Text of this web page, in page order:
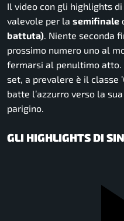
Il video con gli highlights di
valevole per la semifinale
battuta). Niente seconda
prossimo numero uno al
fermarsi al penultimo
set, a prevalere è il classe
batte l’azzurro verso la
parigino.
GLI HIGHLIGHTS DI